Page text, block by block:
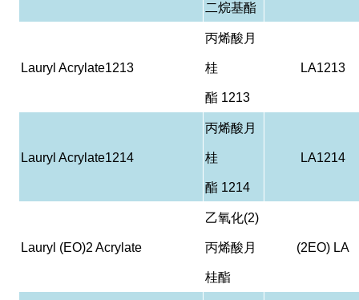
二烷基酯
Lauryl Acrylate1213
丙烯酸月
桂
酯1213
LA1213
Lauryl Acrylate1214
丙烯酸月
桂
酯1214
LA1214
Lauryl (EO)2 Acrylate
乙氧化(2)
丙烯酸月
桂酯
(2EO) LA